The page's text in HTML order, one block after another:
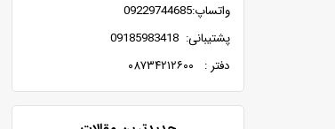
واتساپ:09229744685
پشتیبانی: 09185983418
دفتر : ۰۸۷۳۴۲۱۲۶۰۰